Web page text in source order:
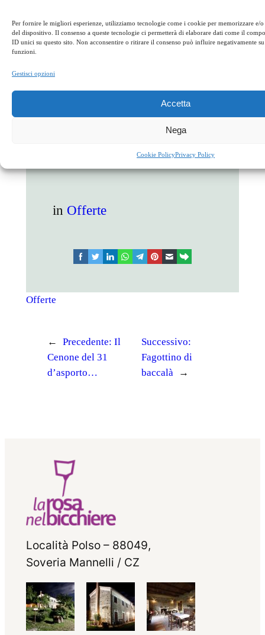
Per fornire le migliori esperienze, utilizziamo tecnologie come i cookie per memorizzare e/
del dispositivo. Il consenso a queste tecnologie ci permetterà di elaborare dati come il
ID unici su questo sito. Non acconsentire o ritirare il consenso può influire negativamente
funzioni.
Gestisci opzioni
Accetta
Nega
Cookie PolicyPrivacy Policy
Caffè
bibite e servizio bar esclusi)
in Offerte
facebooktwitterlinkedinwhatsapptelegram
pinterest email link
Offerte
← Precedente: Il
Cenone del 31
d’asporto…
Successivo:
Fagottino di
baccalà
→
Località Polso – 88049,
Soveria Mannelli / CZ